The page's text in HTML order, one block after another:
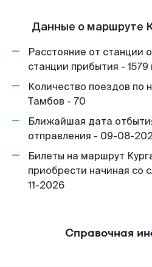
Данные о маршруте
Расстояние от станции
станции прибытия - 1579
Количество поездов по
Тамбов - 70
Ближайшая дата
отправления - 09-08-
Билеты на маршрут
приобрести начиная со
11-2026
Справочная